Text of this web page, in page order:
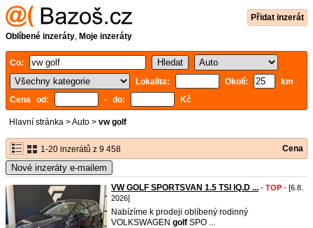
Přidat inzerát
Oblíbené inzeráty, Moje inzeráty
Co:
Lokalita:
Okolí:
km
Cena od:
- do: Kč
Hlavní stránka >Auto > vw golf
1-20 inzerátů z 9 458 Cena
Nové inzeráty e-mailem
VW GOLF SPORTSVAN 1.5 TSI IQ.D ... - TOP - [6.8.
2026]
Nabízíme k prodeji oblíbený rodinný
VOLKSWAGEN golf SPO ...